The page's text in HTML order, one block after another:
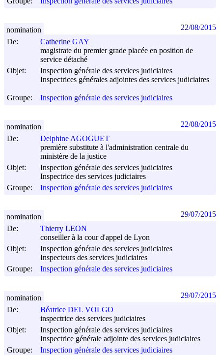
De:
Catherine GAY
magistrate du premier grade placée en position de
service détaché
Objet:
Inspection générale des services judiciaires
Inspectrices générales adjointes des services judiciaires
Groupe: Inspection générale des services judiciaires
nomination 22/08/2015
De:
Delphine AGOGUET
première substitute à l'administration centrale du
ministère de la justice
Objet:
Inspection générale des services judiciaires
Inspectrice des services judiciaires
Groupe:
Inspection générale des services judiciaires
nomination 22/08/2015
De:
Thierry LEON
conseiller à la cour d'appel de Lyon
Objet:
Inspection générale des services judiciaires
Inspecteurs des services judiciaires
Groupe:
Inspection générale des services judiciaires
nomination 29/07/2015
De:
Béatrice DEL VOLGO
inspectrice des services judiciaires
Objet:
Inspection générale des services judiciaires
Inspectrice générale adjointe des services judiciaires
Groupe:
Inspection générale des services judiciaires
nomination 29/07/2015